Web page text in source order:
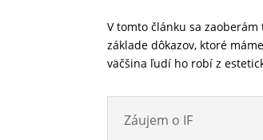
V tomto článku sa zaoberám
základe dôkazov, ktoré
väčšina ľudí ho robí z
Záujem o IF